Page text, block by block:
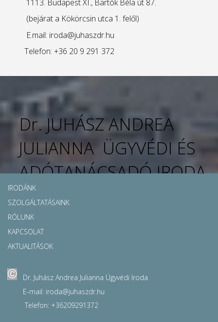
1113. Budapest XI., Bartók Béla út 87.
(bejárat a Kökörcsin utca 1. felől)
E.mail: iroda@juhaszdr.hu
Telefon: +36 20 9 291 372
Dr. JUHÁSZ ANDREA
JULIANNA ÜGYVÉDI ÉS
ADÓTANÁCSADÓ IRODA
IRODÁNK
SZOLGÁLTATÁSAINK
RÓLUNK
KAPCSOLAT
AKTUALITÁSOK
Dr. Juhász Andrea Julianna Ügyvédi Iroda
E-mail: iroda@juhaszdr.hu
Telefon: +36209291372